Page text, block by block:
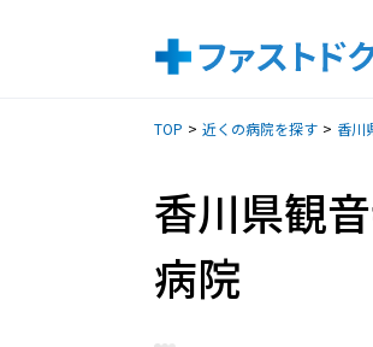
TOP 近くの病院を探す 香川
香川県観
病院